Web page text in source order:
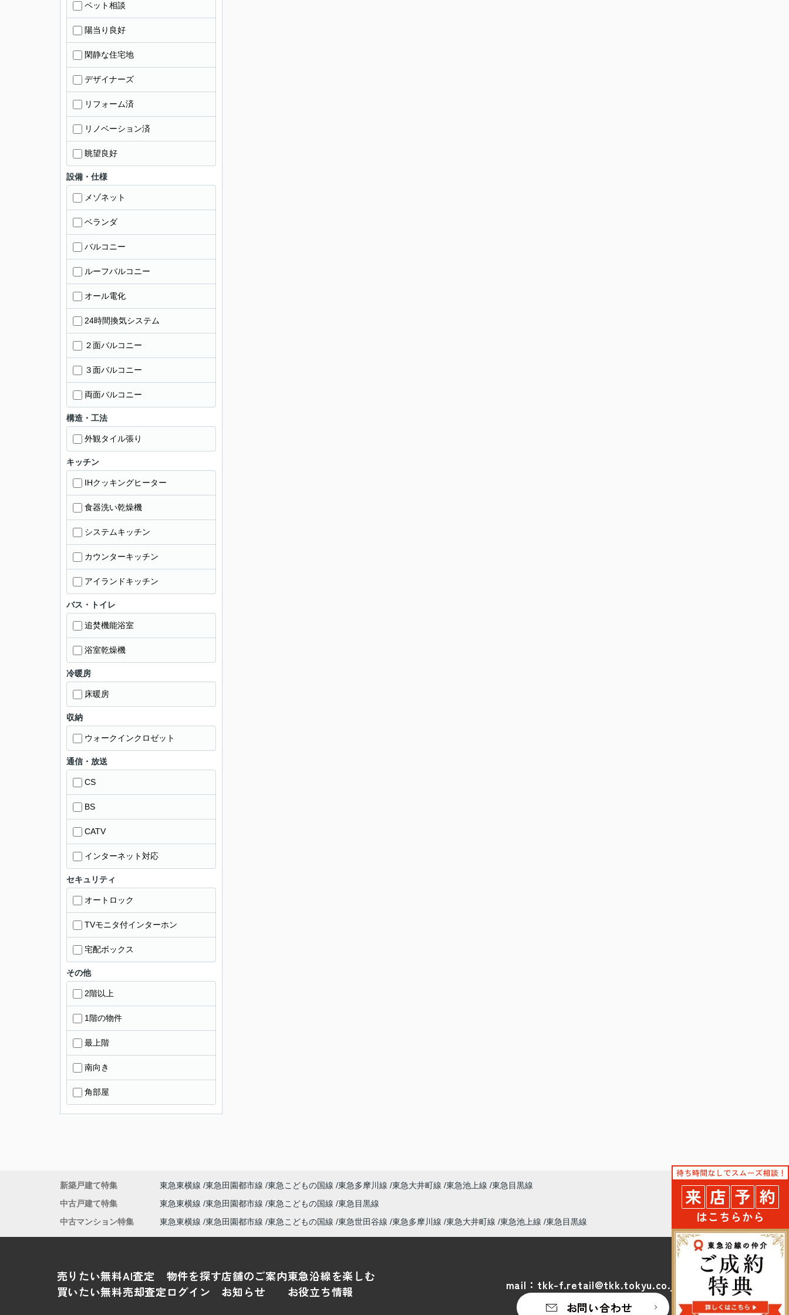
ペット相談
陽当り良好
閑静な住宅地
デザイナーズ
リフォーム済
リノベーション済
眺望良好
設備・仕様
メゾネット
ベランダ
バルコニー
ルーフバルコニー
オール電化
24時間換気システム
２面バルコニー
３面バルコニー
両面バルコニー
構造・工法
外観タイル張り
キッチン
IHクッキングヒーター
食器洗い乾燥機
システムキッチン
カウンターキッチン
アイランドキッチン
バス・トイレ
追焚機能浴室
浴室乾燥機
冷暖房
床暖房
収納
ウォークインクロゼット
通信・放送
CS
BS
CATV
インターネット対応
セキュリティ
オートロック
TVモニタ付インターホン
宅配ボックス
その他
2階以上
1階の物件
最上階
南向き
角部屋
新築戸建て特集 東急東横線 東急田園都市線 東急こどもの国線 東急多摩川線 東急大井町線 東急池上線 東急目黒線
中古戸建て特集
東急東横線 東急田園都市線 東急こどもの国線 東急目黒線
中古マンション特集
東急東横線 東急田園都市線 東急こどもの国線 東急世田谷線 東急多摩川線 東急大井町線 東急池上線 東急目黒線
売りたい
買いたい
無料AI査定
無料売却査定
物件を探す
ログイン
店舗のご案内
お知らせ
東急沿線を楽しむ
お役立ち情報
mail： tkk-f.retail@tkk.tokyu.co.jp
お問い合わせ